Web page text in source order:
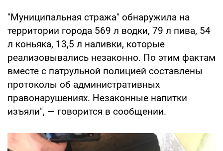
"Муниципальная стража" обнаружила на
территории города 569 л водки, 79 л пива, 54
л коньяка, 13,5 л наливки, которые
реализовывались незаконно. По этим фактам
вместе с патрульной полицией составлены
протоколы об административных
правонарушениях. Незаконные напитки
изъяли", — говорится в сообщении.